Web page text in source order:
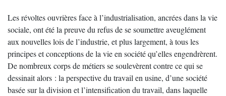
Les révoltes ouvrières face à l’industrialisation, ancrées dans la vie
sociale, ont été la preuve du refus de se soumettre aveuglément
aux nouvelles lois de l’industrie, et plus largement, à tous les
principes et conceptions de la vie en société qu’elles engendrèrent.
De nombreux corps de métiers se soulevèrent contre ce qui se
dessinait alors : la perspective du travail en usine, d’une société
basée sur la division et l’intensification du travail, dans laquelle